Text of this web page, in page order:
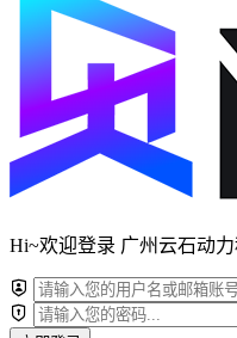
Hi~欢迎登录 广州云石动